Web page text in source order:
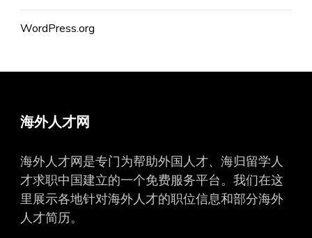
WordPress.org
海外人才网
海外人才网是专门为帮助外国人才、海归留学人
才求职中国建立的一个免费服务平台。我们在这
里展示各地针对海外人才的职位信息和部分海外
人才简历。